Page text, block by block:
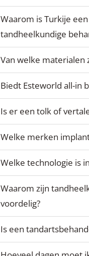
Waarom is Turkije
tandheelkundige
Van welke materialen
Biedt Esteworld all-in
Is er een tolk of
Welke merken
Welke technologie is
Waarom zijn
voordelig?
Is een